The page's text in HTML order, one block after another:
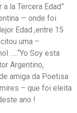
la Tercera Edad”
— onde foi
Edad ,entre 15
uma –
…..“Yo Soy esta
Argentino,
amiga da Poetisa
– que foi eleita
ano !